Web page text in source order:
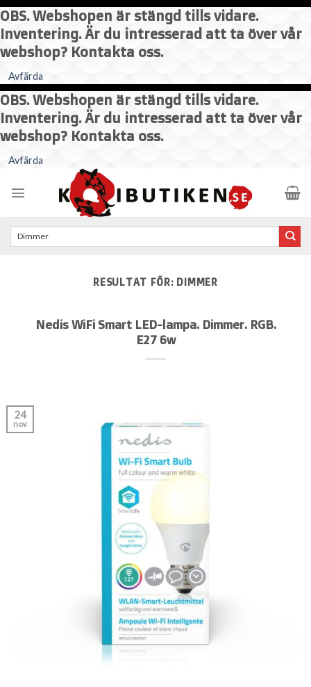
OBS. Webshopen är stängd tills vidare.
Inventering. Är du intresserad att ta över vår
webshop? Kontakta oss.
Avfärda
OBS. Webshopen är stängd tills vidare.
Inventering. Är du intresserad att ta över vår
webshop? Kontakta oss.
Avfärda
content
RESULTAT FÖR: DIMMER
Nedis WiFi Smart LED-lampa. Dimmer. RGB.
E27 6w
24
nov